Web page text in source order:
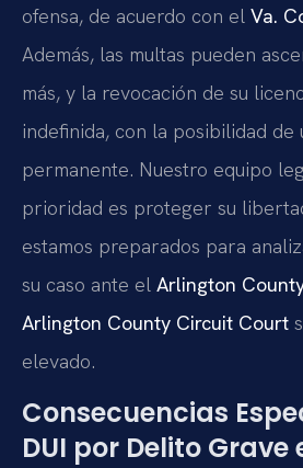
ofensa, de acuerdo con el Va.
Además, las multas pueden
más, y la revocación de su
indefinida, con la posibilidad de
permanente. Nuestro equipo
prioridad es proteger su
estamos preparados para
su caso ante el Arlington
Arlington County Circuit Court
elevado.
Consecuencias
DUI por Delito Grave